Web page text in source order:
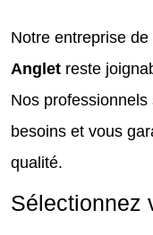
Notre entreprise de
Anglet reste
Nos
besoins et vous
qualité.
Sélectionnez